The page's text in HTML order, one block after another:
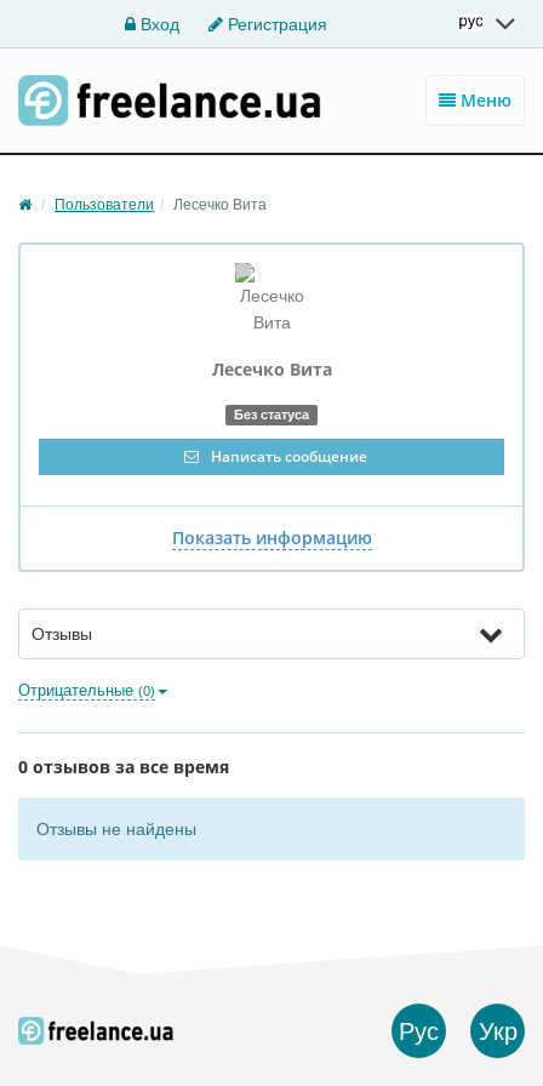
Вход Регистрация
Меню
Пользователи Лесечко Вита
Лесечко Вита
Без статуса
Написать сообщение
Показать информацию
Отзывы
Отрицательные (0)
0 отзывов за все время
Отзывы не найдены
Рус Укр